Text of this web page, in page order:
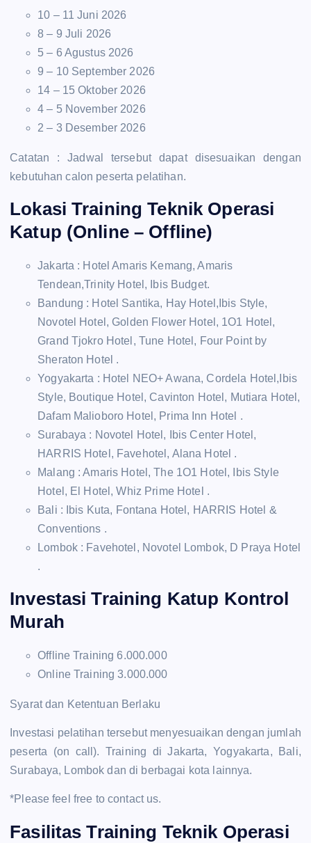
10 – 11 Juni 2026
8 – 9 Juli 2026
5 – 6 Agustus 2026
9 – 10 September 2026
14 – 15 Oktober 2026
4 – 5 November 2026
2 – 3 Desember 2026
Catatan : Jadwal tersebut dapat disesuaikan dengan
kebutuhan calon peserta pelatihan.
Lokasi Training Teknik Operasi
Katup (Online – Offline)
Jakarta : Hotel Amaris Kemang, Amaris
Tendean,Trinity Hotel, Ibis Budget.
Bandung : Hotel Santika, Hay Hotel,Ibis Style,
Novotel Hotel, Golden Flower Hotel, 1O1 Hotel,
Grand Tjokro Hotel, Tune Hotel, Four Point by
Sheraton Hotel .
Yogyakarta : Hotel NEO+ Awana, Cordela Hotel,Ibis
Style, Boutique Hotel, Cavinton Hotel, Mutiara Hotel,
Dafam Malioboro Hotel, Prima Inn Hotel .
Surabaya : Novotel Hotel, Ibis Center Hotel,
HARRIS Hotel, Favehotel, Alana Hotel .
Malang : Amaris Hotel, The 1O1 Hotel, Ibis Style
Hotel, El Hotel, Whiz Prime Hotel .
Bali : Ibis Kuta, Fontana Hotel, HARRIS Hotel &
Conventions .
Lombok : Favehotel, Novotel Lombok, D Praya Hotel
.
Investasi Training Katup Kontrol
Murah
Offline Training 6.000.000
Online Training 3.000.000
Syarat dan Ketentuan Berlaku
Investasi pelatihan tersebut menyesuaikan dengan jumlah
peserta (on call). Training di Jakarta, Yogyakarta, Bali,
Surabaya, Lombok dan di berbagai kota lainnya.
*Please feel free to contact us.
Fasilitas Training Teknik Operasi